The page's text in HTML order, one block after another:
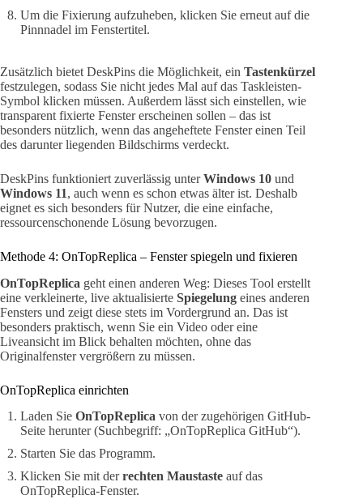
Um die Fixierung aufzuheben, klicken Sie erneut auf die
Pinnnadel im Fenstertitel.
Zusätzlich bietet DeskPins die Möglichkeit, ein Tastenkürzel
festzulegen, sodass Sie nicht jedes Mal auf das Taskleisten-
Symbol klicken müssen. Außerdem lässt sich einstellen, wie
transparent fixierte Fenster erscheinen sollen – das ist
besonders nützlich, wenn das angeheftete Fenster einen Teil
des darunter liegenden Bildschirms verdeckt.
DeskPins funktioniert zuverlässig unterWindows 10 und
Windows 11, auch wenn es schon etwas älter ist. Deshalb
eignet es sich besonders für Nutzer, die eine einfache,
ressourcenschonende Lösung bevorzugen.
Methode 4: OnTopReplica – Fenster spiegeln und fixieren
OnTopReplica geht einen anderen Weg: Dieses Tool erstellt
eine verkleinerte, live aktualisierte Spiegelung eines anderen
Fensters und zeigt diese stets im Vordergrund an. Das ist
besonders praktisch, wenn Sie ein Video oder eine
Liveansicht im Blick behalten möchten, ohne das
Originalfenster vergrößern zu müssen.
OnTopReplica einrichten
Laden Sie OnTopReplica von der zugehörigen GitHub-
Seite herunter (Suchbegriff: „OnTopReplica GitHub“).
Starten Sie das Programm.
Klicken Sie mit derrechten Maustaste auf das
OnTopReplica-Fenster.